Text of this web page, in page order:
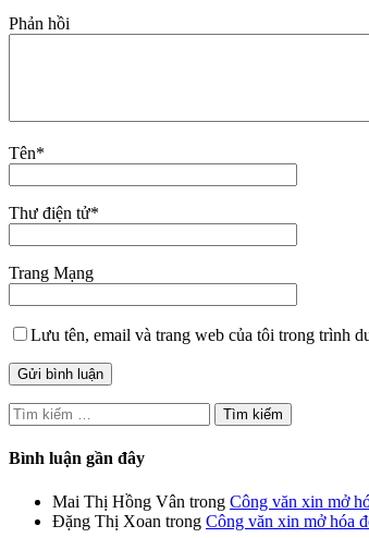
Phản hồi
Tên*
Thư điện tử*
Trang Mạng
Lưu tên, email và trang web của tôi trong trình
Tìm
kiếm
cho:
Bình luận gần đây
Mai Thị Hồng Vân trong Công văn xin mở
Đặng Thị Xoan trong Công văn xin mở hóa